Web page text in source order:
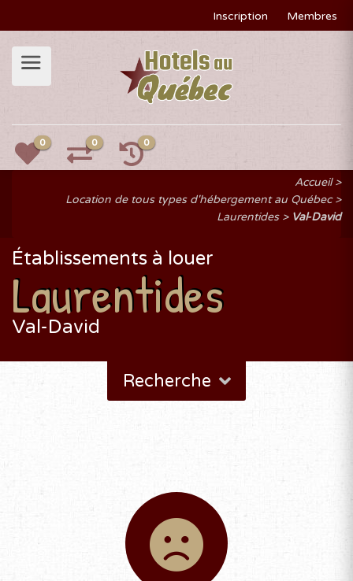
Inscription Membres
0 0 0
Accueil
Location de tous types d'hébergement au Québec
Laurentides
Val-David
Établissements à louer
Laurentides
Val-David
Recherche